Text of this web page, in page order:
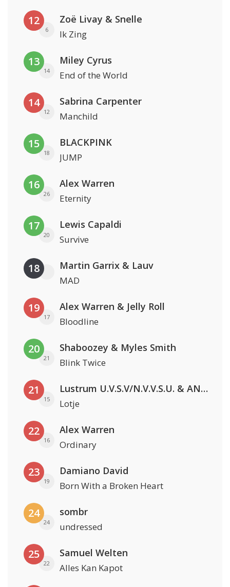
12
6
Zoë Livay & Snelle
Ik Zing
13
14
Miley Cyrus
End of the World
14
12
Sabrina Carpenter
Manchild
15
18
BLACKPINK
JUMP
16
26
Alex Warren
Eternity
17
20
Lewis Capaldi
Survive
18 Martin Garrix & Lauv
MAD
19
17
Alex Warren & Jelly Roll
Bloodline
20
21
Shaboozey & Myles Smith
Blink Twice
21
15
Lustrum U.V.S.V/N.V.V.S.U. & ANNO ONS & Jopke van Dobbenburgh & Roeland Beelen
Lotje
22
16
Alex Warren
Ordinary
23
19
Damiano David
Born With a Broken Heart
24
24
sombr
undressed
25
22
Samuel Welten
Alles Kan Kapot